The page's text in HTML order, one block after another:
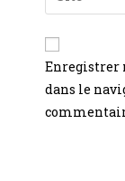
Enregistrer
dans le